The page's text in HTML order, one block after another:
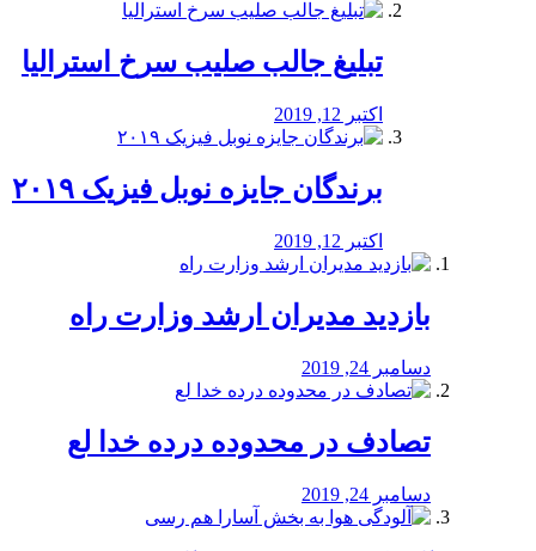
تبلیغ جالب صلیب سرخ استرالیا
اکتبر 12, 2019
برندگان جایزه نوبل فیزیک ۲۰۱۹
اکتبر 12, 2019
بازدید مدیران ارشد وزارت راه
دسامبر 24, 2019
تصادف در محدوده درده خدا لع
دسامبر 24, 2019